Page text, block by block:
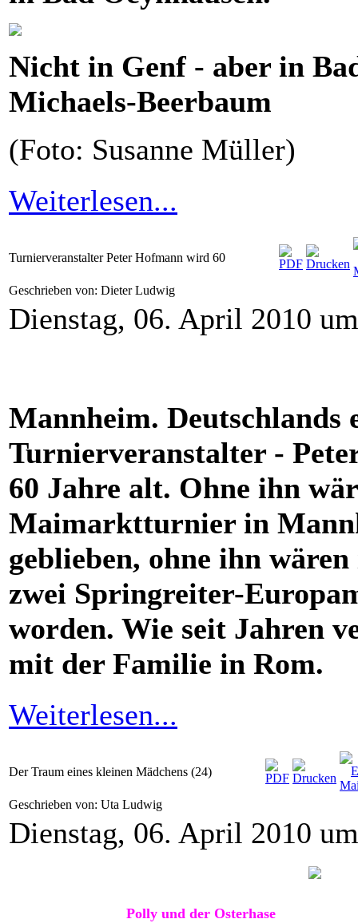
Nicht in Genf - aber in
Michaels-Beerbaum
(Foto: Susanne Müller)
Weiterlesen...
Turnierveranstalter Peter Hofmann wird 60
Geschrieben von: Dieter Ludwig
Dienstag, 06. April 2010
Mannheim. Deutschlands
Turnierveranstalter -
60 Jahre alt. Ohne ihn
Maimarktturnier in
geblieben, ohne ihn
zwei Springreiter-
worden. Wie seit Jahren
mit der Familie in Rom.
Weiterlesen...
Der Traum eines kleinen Mädchens (24)
Geschrieben von: Uta Ludwig
Dienstag, 06. April 2010
Polly und der Osterhase